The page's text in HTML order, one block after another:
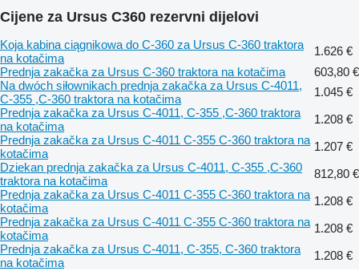
Cijene za Ursus C360 rezervni dijelovi
Koja kabina ciągnikowa do C-360 za Ursus C-360 traktora
na kotačima
1.626 €
Prednja zakačka za Ursus C-360 traktora na kotačima
603,80 €
Na dwóch siłownikach prednja zakačka za Ursus C-4011,
C-355 ,C-360 traktora na kotačima
1.045 €
Prednja zakačka za Ursus C-4011, C-355 ,C-360 traktora
na kotačima
1.208 €
Prednja zakačka za Ursus C-4011 C-355 C-360 traktora na
kotačima
1.207 €
Dziekan prednja zakačka za Ursus C-4011, C-355 ,C-360
traktora na kotačima
812,80 €
Prednja zakačka za Ursus C-4011 C-355 C-360 traktora na
kotačima
1.208 €
Prednja zakačka za Ursus C-4011 C-355 C-360 traktora na
kotačima
1.208 €
Prednja zakačka za Ursus C-4011, C-355, C-360 traktora
na kotačima
1.208 €